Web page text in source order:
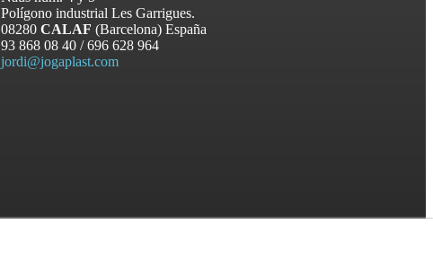
Polígono industrial Les Garrigues.
08280CALAF(Barcelona) España
93 868 08 40 / 696 628 964
jordi@jogaplast.com